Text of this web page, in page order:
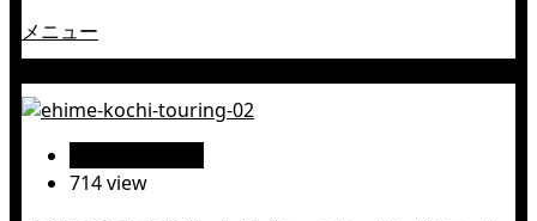
メニュー
714 view